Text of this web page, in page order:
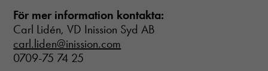
För mer information kontakta:
Carl Lidén, VD Inission Syd AB
carl.liden@inission.com
0709-75 74 25